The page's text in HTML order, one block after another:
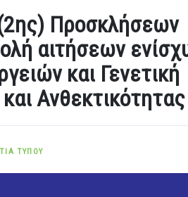
Προσκλήσεων
αιτήσεων
και Γενετική
Ανθεκτικότητας
ΤΎΠΟΥ